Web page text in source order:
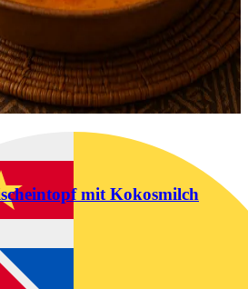
mit Kokosmilch